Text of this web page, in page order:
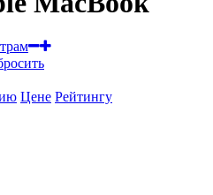
Цене Рейтингу